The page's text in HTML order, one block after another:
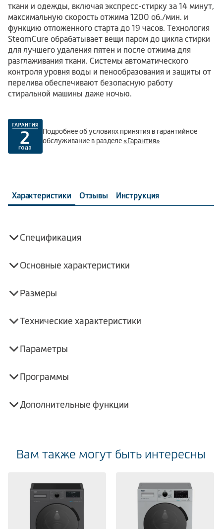
ткани и одежды, включая экспресс-стирку за 14 минут,
максимальную скорость отжима 1200 об./мин. и
функцию отложенного старта до 19 часов. Технология
SteamCure обрабатывает вещи паром до цикла стирки
для лучшего удаления пятен и после отжима для
разглаживания ткани. Системы автоматического
контроля уровня воды и пенообразования и защиты от
перелива обеспечивают безопасную работу
стиральной машины даже ночью.
Подробнее об условиях принятия в гарантийное
обслуживание в разделе«Гарантия»
Характеристики Отзывы Инструкция
Спецификация
Основные характеристики
Размеры
Технические характеристики
Параметры
Программы
Дополнительные функции
Вам также могут быть интересны